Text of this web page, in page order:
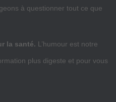
à questionner tout ce que
la santé. L’humour est notre
plus digeste et pour vous